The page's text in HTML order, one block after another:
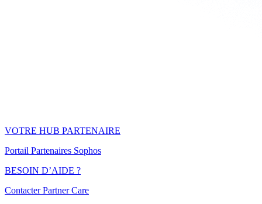
VOTRE HUB PARTENAIRE
Portail Partenaires Sophos
BESOIN D’AIDE ?
Contacter Partner Care